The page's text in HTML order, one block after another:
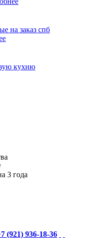
3 года
(921) 936-18-36